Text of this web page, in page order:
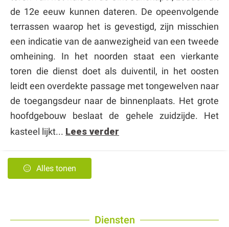
de 12e eeuw kunnen dateren. De opeenvolgende
terrassen waarop het is gevestigd, zijn misschien
een indicatie van de aanwezigheid van een tweede
omheining. In het noorden staat een vierkante
toren die dienst doet als duiventil, in het oosten
leidt een overdekte passage met tongewelven naar
de toegangsdeur naar de binnenplaats. Het grote
hoofdgebouw beslaat de gehele zuidzijde. Het
kasteel lijkt... Lees verder
Alles tonen
Diensten